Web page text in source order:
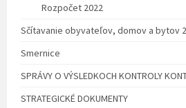
Rozpočet 2022
Sčítavanie obyvateľov, domov a bytov
Smernice
SPRÁVY O VÝSLEDKOCH KONTROLY
STRATEGICKÉ DOKUMENTY